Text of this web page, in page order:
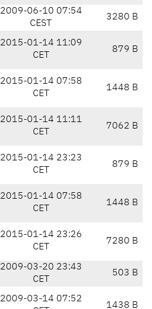
2009-06-10 07:54
CEST
3280 B
2015-01-14 11:09
CET
879 B
2015-01-14 07:58
CET
1448 B
2015-01-14 11:11
CET
7062 B
2015-01-14 23:23
CET
879 B
2015-01-14 07:58
CET
1448 B
2015-01-14 23:26
CET
7280 B
2009-03-20 23:43
CET
503 B
2009-03-14 07:52
1438 B